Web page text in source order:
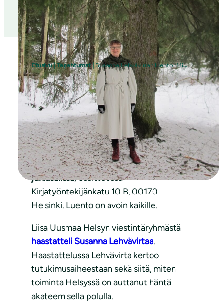
Etusivu|Tapahtumat|Susanna Lehvävirran luento “Miten Helsingin viheryhteydet toimivat? – Ihmisen ja muiden lajien näkökulmia” ja kevätkokous
Helsingin yliopiston dosentti Susanna
Lehvävirta pitää luennon otsikolla “Miten
Helsingin viheryhteydet toimivat? –
Ihmisen ja muiden lajien näkökulmia”
14.4.2026 klo 17.15 Kirjan talon
juhlasalissa, osoitteessa
Kirjatyöntekijänkatu 10 B, 00170
Helsinki. Luento on avoin kaikille.
Liisa Uusmaa Helsyn viestintäryhmästä
haastatteli Susanna Lehvävirtaa.
Haastattelussa Lehvävirta kertoo
tutukimusaiheestaan sekä siitä, miten
toiminta Helsyssä on auttanut häntä
akateemisella polulla.